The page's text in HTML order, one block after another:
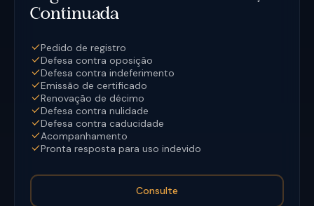
Continuada
Pedido de registro
Defesa contra oposição
Defesa contra indeferimento
Emissão de certificado
Renovação de décimo
Defesa contra nulidade
Defesa contra caducidade
Acompanhamento
Pronta resposta para uso indevido
Consulte